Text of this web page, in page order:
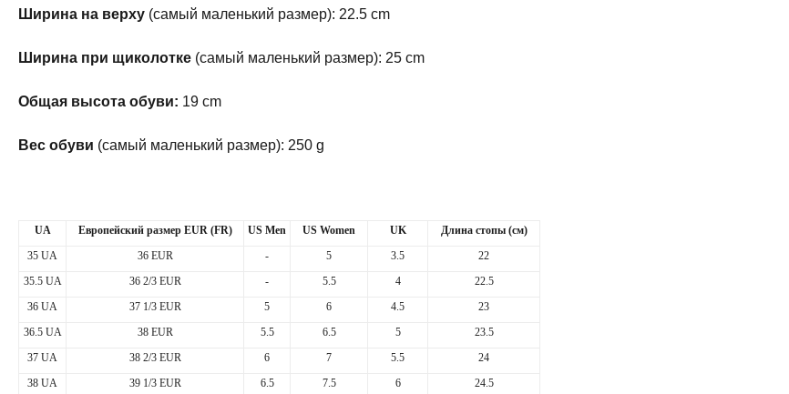
Ширина на верху (самый маленький размер): 22.5 cm
Ширина при щиколотке (самый маленький размер): 25 cm
Общая высота обуви: 19 cm
Вес обуви (самый маленький размер): 250 g
UA Европейский размерEUR (FR) US Men US Women UK Длина стопы(см)
35 UA
36 EUR - 5 3.5
22
35.5 UA
36 2/3 EUR - 5.5 4
22.5
36 UA
37 1/3 EUR 5 6 4.5
23
36.5 UA
38 EUR 5.5 6.5 5
23.5
37 UA
38 2/3 EUR 6 7 5.5
24
38 UA
39 1/3 EUR 6.5 7.5 6
24.5